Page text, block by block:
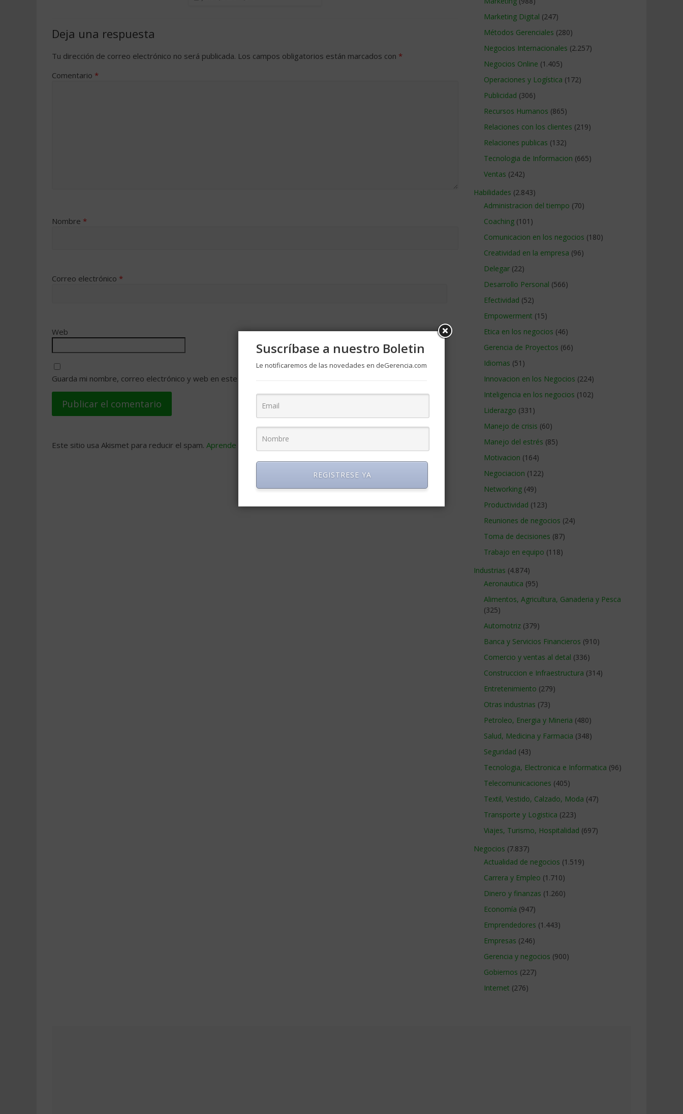
Deja una respuesta
Tu dirección de correo electrónico no será publicada. Los campos obligatorios están marcados con *
Comentario *
Nombre *
Correo electrónico *
Web
Guarda mi nombre, correo electrónico y web en este navegador para la próxima vez que comente.
Este sitio usa Akismet para reducir el spam. Aprende cómo se procesan los datos de tus comentarios
Marketing Digital (247)
Métodos Gerenciales (280)
Negocios Internacionales (2.257)
Negocios Online (1.405)
Operaciones y Logística (172)
Publicidad (306)
Recursos Humanos (865)
Relaciones con los clientes (219)
Relaciones publicas (132)
Tecnologia de Informacion (665)
Ventas (242)
Habilidades (2.843)
Administracion del tiempo (70)
Coaching (101)
Comunicacion en los negocios (180)
Creatividad en la empresa (96)
Delegar (22)
Desarrollo Personal (566)
Efectividad (52)
Empowerment (15)
Etica en los negocios (46)
Gerencia de Proyectos (66)
Idiomas (51)
Innovacion en los Negocios (224)
Inteligencia en los negocios (102)
Liderazgo (331)
Manejo de crisis (60)
Manejo del estrés (85)
Motivacion (164)
Negociacion (122)
Networking (49)
Productividad (123)
Reuniones de negocios (24)
Toma de decisiones (87)
Trabajo en equipo (118)
Industrias (4.874)
Aeronautica (95)
Alimentos, Agricultura, Ganaderia y Pesca
(325)
Automotriz (379)
Banca y Servicios Financieros (910)
Comercio y ventas al detal (336)
Construccion e Infraestructura (314)
Entretenimiento (279)
Otras industrias (73)
Petroleo, Energia y Mineria (480)
Salud, Medicina y Farmacia (348)
Seguridad (43)
Tecnologia, Electronica e Informatica (96)
Telecomunicaciones (405)
Textil, Vestido, Calzado, Moda (47)
Transporte y Logistica (223)
Viajes, Turismo, Hospitalidad (697)
Negocios (7.837)
Actualidad de negocios (1.519)
Carrera y Empleo (1.710)
Dinero y finanzas (1.260)
Economía (947)
Emprendedores (1.443)
Empresas (246)
Gerencia y negocios (900)
Gobiernos (227)
Internet (276)
Suscríbase a nuestro Boletin
Le notificaremos de las novedades en deGerencia.com
REGISTRESE YA